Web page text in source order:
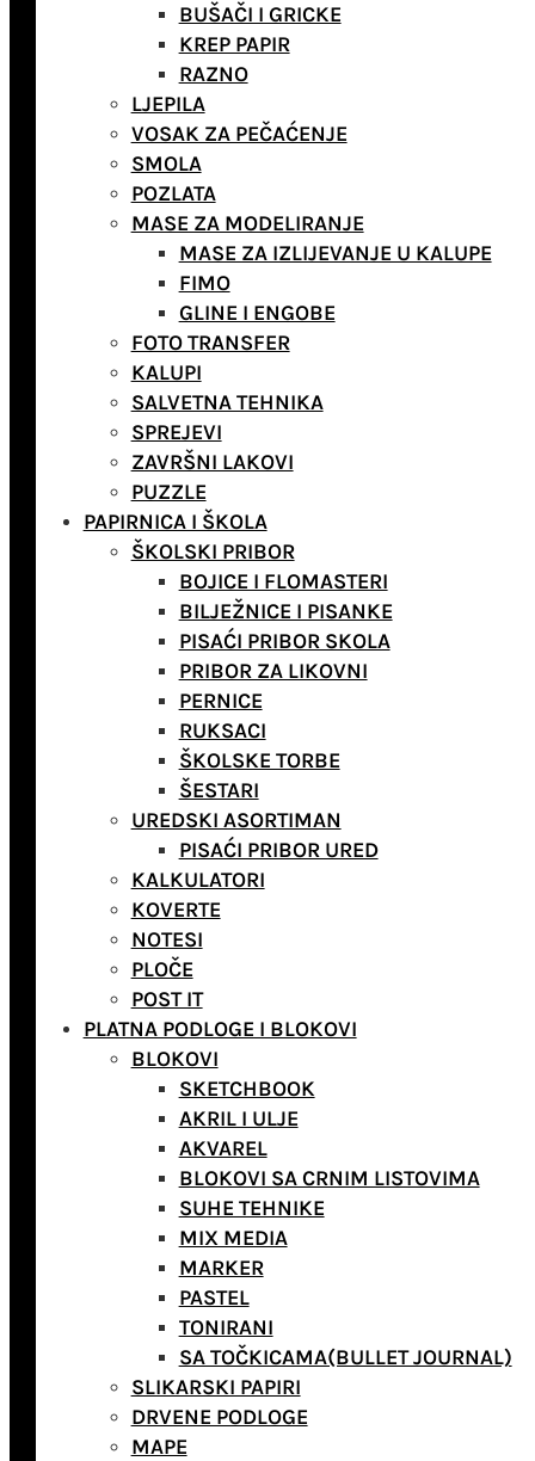
BUŠAČI I GRICKE
KREP PAPIR
RAZNO
LJEPILA
VOSAK ZA PEČAĆENJE
SMOLA
POZLATA
MASE ZA MODELIRANJE
MASE ZA IZLIJEVANJE U KALUPE
FIMO
GLINE I ENGOBE
FOTO TRANSFER
KALUPI
SALVETNA TEHNIKA
SPREJEVI
ZAVRŠNI LAKOVI
PUZZLE
PAPIRNICA I ŠKOLA
ŠKOLSKI PRIBOR
BOJICE I FLOMASTERI
BILJEŽNICE I PISANKE
PISAĆI PRIBOR SKOLA
PRIBOR ZA LIKOVNI
PERNICE
RUKSACI
ŠKOLSKE TORBE
ŠESTARI
UREDSKI ASORTIMAN
PISAĆI PRIBOR URED
KALKULATORI
KOVERTE
NOTESI
PLOČE
POST IT
PLATNA PODLOGE I BLOKOVI
BLOKOVI
SKETCHBOOK
AKRIL I ULJE
AKVAREL
BLOKOVI SA CRNIM LISTOVIMA
SUHE TEHNIKE
MIX MEDIA
MARKER
PASTEL
TONIRANI
SA TOČKICAMA(BULLET JOURNAL)
SLIKARSKI PAPIRI
DRVENE PODLOGE
MAPE